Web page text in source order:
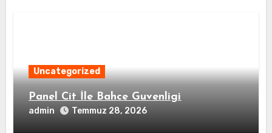
Uncategorized
Panel Cit İle Bahce Guvenligi
admin Temmuz 28, 2026